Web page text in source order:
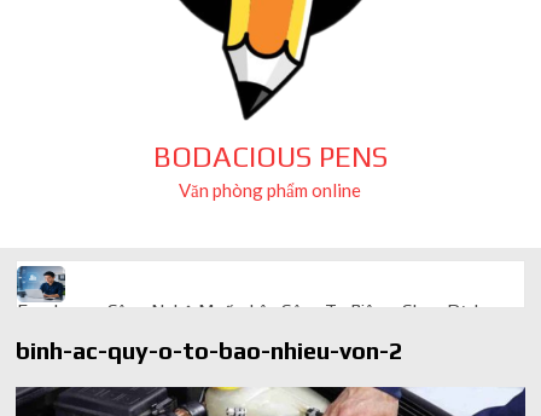
BODACIOUS PENS
Văn phòng phẩm online
Freelancer Công Nghệ Muốn Lên Công Ty Riêng: Chọn Dịch
Quà cá nhân hóa: vì sao món làm riêng luôn ghi điểm
binh-ac-quy-o-to-bao-nhieu-von-2